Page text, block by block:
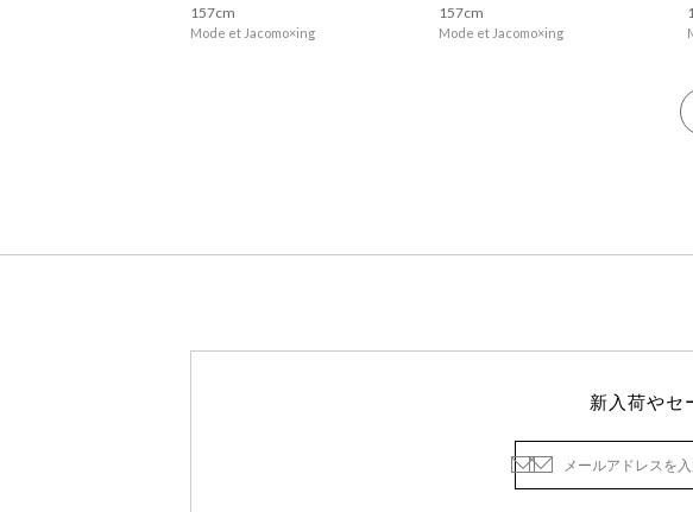
157cm
Mode et Jacomo×ing
157cm
Mode et Jacomo×ing
新入荷やセ